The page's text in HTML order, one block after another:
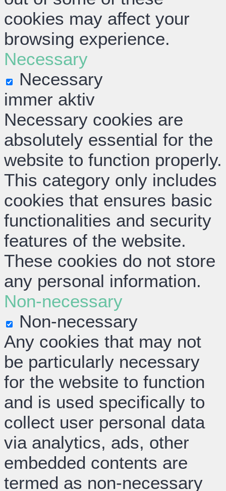
cookies may affect your
browsing experience.
Necessary
Necessary
immer aktiv
Necessary cookies are
absolutely essential for the
website to function properly.
This category only includes
cookies that ensures basic
functionalities and security
features of the website.
These cookies do not store
any personal information.
Non-necessary
Non-necessary
Any cookies that may not
be particularly necessary
for the website to function
and is used specifically to
collect user personal data
via analytics, ads, other
embedded contents are
termed as non-necessary